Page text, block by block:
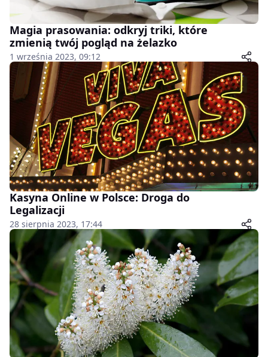
Magia prasowania: odkryj triki, które
zmienią twój pogląd na żelazko
1 września 2023, 09:12
Kasyna Online w Polsce: Droga do
Legalizacji
28 sierpnia 2023, 17:44